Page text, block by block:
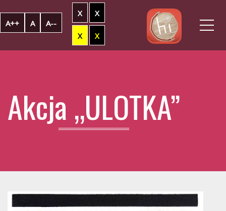
A++ A A--
X X
X X
Akcja „ULOTKA”